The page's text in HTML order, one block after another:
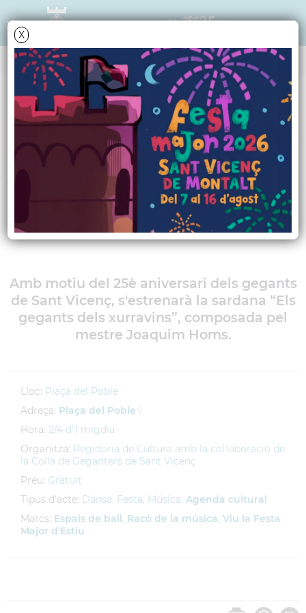
X
AGENDA
Dilluns15 agost 2011
Ballada de sardanes i
vermut popular
Amb la Cobla Selvamar
Amb motiu del 25è aniversari dels gegants
de Sant Vicenç, s'estrenarà la sardana “Els
gegants dels xurravins”, composada pel
mestre Joaquim Homs.
Lloc: Plaça del Poble
Adreça: Plaça del Poble
Hora: 2/4 d'1 migdia
Organitza: Regidoria de Cultura amb la col·laboració de
la Colla de Geganters de Sant Vicenç
Preu: Gratuït
Tipus d'acte: Dansa, Festa, Música, Agenda cultural
Marcs: Espais de ball, Racó de la música, Viu la Festa
Major d'Estiu